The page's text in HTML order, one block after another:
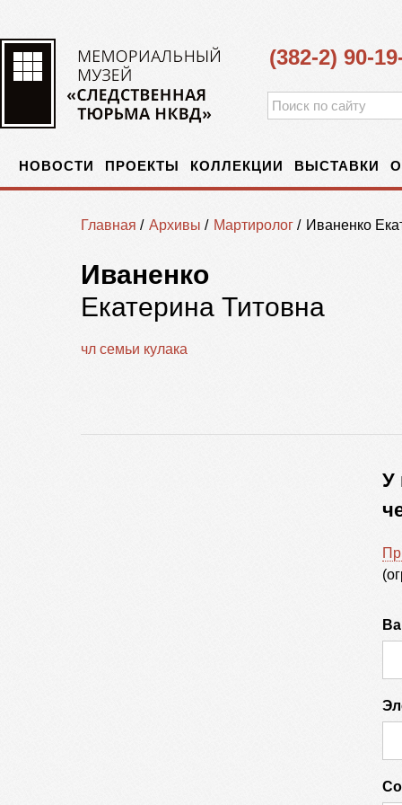
(382-2) 90-
НОВОСТИ ПРОЕКТЫ КОЛЛЕКЦИИ ВЫСТАВКИ
Главная / Архивы / Мартиролог / Иваненко
Иваненко
Екатерина Титовна
чл семьи кулака
У